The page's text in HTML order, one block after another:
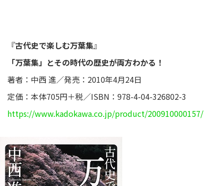
『古代史で楽しむ万葉集』
「万葉集」とその時代の歴史が両方わかる！
著者：中西 進／発売：2010年4月24日
定価：本体705円＋税／ISBN：978-4-04-326802-3
https://www.kadokawa.co.jp/product/200910000157/